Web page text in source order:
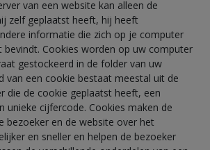
van een website kan alleen de
zelf geplaatst heeft, hij heeft
informatie die zich op je computer
bevindt. Cookies worden op uw computer
gestockeerd in de folder van uw
van een cookie bestaat meestal uit de
die de cookie geplaatst heeft, een
unieke cijfercode. Cookies maken de
bezoeker en de website over het
en sneller en helpen de bezoeker